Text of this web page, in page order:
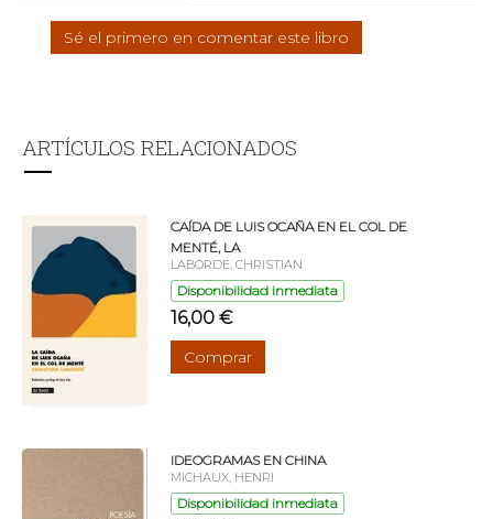
Sé el primero en comentar este libro
ARTÍCULOS RELACIONADOS
CAÍDA DE LUIS OCAÑA EN EL COL DE
MENTÉ, LA
LABORDE, CHRISTIAN
Disponibilidad inmediata
16,00 €
Comprar
IDEOGRAMAS EN CHINA
MICHAUX, HENRI
Disponibilidad inmediata